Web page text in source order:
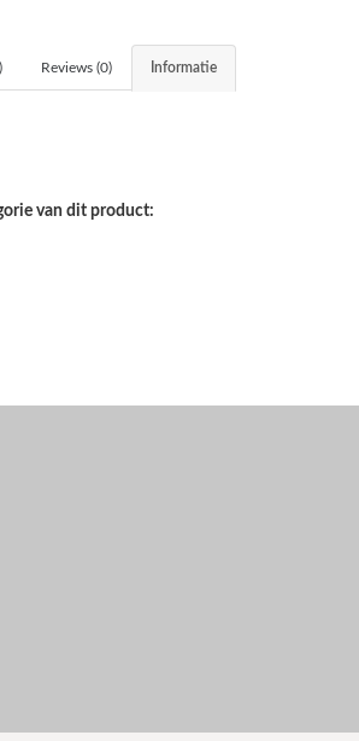
Informatie
Reviews (0)
van dit product: